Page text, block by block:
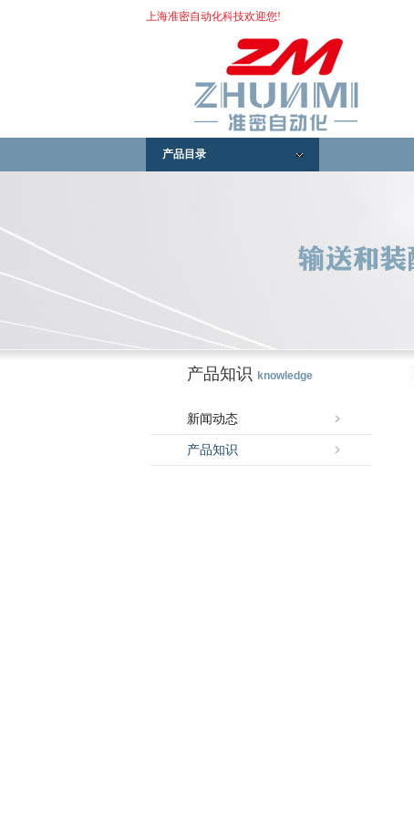
上海准密自动化科技欢迎您!
产品目录
产品知识 knowledge
新闻动态
产品知识